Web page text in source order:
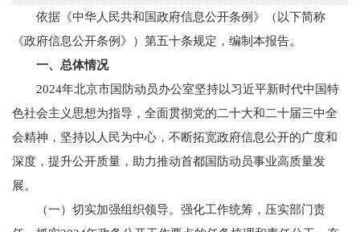
依据《中华人民共和国政府信息公开条例》（以下简称
《政府信息公开条例》）第五十条规定，编制本报告。
一、总体情况
2024年北京市国防动员办公室坚持以习近平新时代中国特
色社会主义思想为指导，全面贯彻党的二十大和二十届三中全
会精神，坚持以人民为中心，不断拓宽政府信息公开的广度和
深度，提升公开质量，助力推动首都国防动员事业高质量发
展。
（一）切实加强组织领导。强化工作统筹，压实部门责